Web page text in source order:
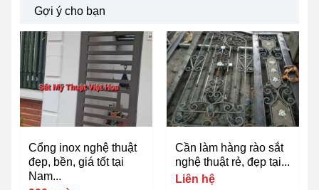
Gợi ý cho bạn
Cổng inox nghệ thuật
đẹp, bền, giá tốt tại
Nam...
Cần làm hàng rào sắt
nghệ thuật rẻ, đẹp tại...
Liên hệ